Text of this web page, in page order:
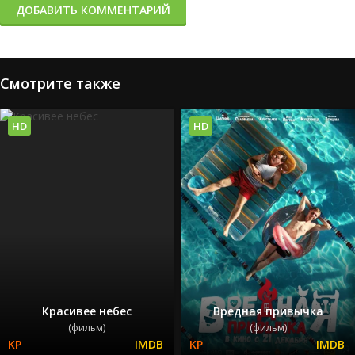
ДОБАВИТЬ КОММЕНТАРИЙ
Смотрите также
Красивее небес
(фильм)
HD
Вредная привычка
(фильм)
HD